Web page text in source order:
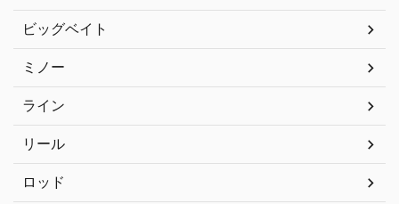
ビッグベイト
ミノー
ライン
リール
ロッド